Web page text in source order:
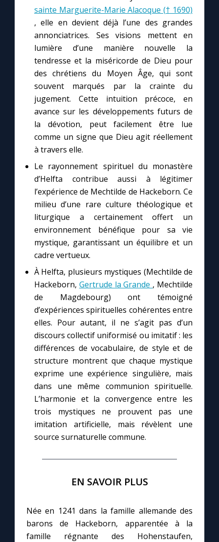
sainte Marguerite-Marie Alacoque († 1690)
, elle en devient déjà l’une des grandes
annonciatrices. Ses visions mettent en
lumière d’une manière nouvelle la
tendresse et la miséricorde de Dieu pour
des chrétiens du Moyen Âge, qui sont
souvent marqués par la crainte du
jugement. Cette intuition précoce, en
avance sur les développements futurs de
la dévotion, peut facilement être lue
comme un signe que Dieu agit réellement
à travers elle.
Le rayonnement spirituel du monastère
d’Helfta contribue aussi à légitimer
l’expérience de Mechtilde de Hackeborn. Ce
milieu d’une rare culture théologique et
liturgique a certainement offert un
environnement bénéfique pour sa vie
mystique, garantissant un équilibre et un
cadre vertueux.
À Helfta, plusieurs mystiques (Mechtilde de
Hackeborn, Gertrude la Grande , Mechtilde
de Magdebourg) ont témoigné
d’expériences spirituelles cohérentes entre
elles. Pour autant, il ne s’agit pas d’un
discours collectif uniformisé ou imitatif : les
différences de vocabulaire, de style et de
structure montrent que chaque mystique
exprime une expérience singulière, mais
dans une même communion spirituelle.
L’harmonie et la convergence entre les
trois mystiques ne prouvent pas une
imitation artificielle, mais révèlent une
source surnaturelle commune.
EN SAVOIR PLUS
Née en 1241 dans la famille allemande des
barons de Hackeborn, apparentée à la
famille régnante des Hohenstaufen,